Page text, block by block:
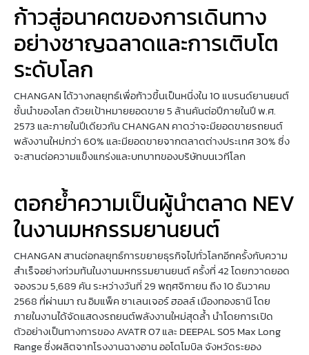
ก้าวสู่อนาคตของการเดินทาง
อย่างชาญฉลาดและการเติบโต
ระดับโลก
CHANGAN ได้วางกลยุทธ์เพื่อก้าวขึ้นเป็นหนึ่งใน 10 แบรนด์ยานยนต์
ชั้นนำของโลก ด้วยเป้าหมายยอดขาย 5 ล้านคันต่อปีภายในปี พ.ศ.
2573 และภายในปีเดียวกัน CHANGAN คาดว่าจะมียอดขายรถยนต์
พลังงานใหม่กว่า 60% และมียอดขายจากตลาดต่างประเทศ 30% ซึ่ง
จะสานต่อความแข็งแกร่งและบทบาทของบริษัทบนเวทีโลก
ตอกย้ำความเป็นผู้นำตลาด NEV
ในงานมหกรรมยานยนต์
CHANGAN สานต่อกลยุทธ์การขยายธุรกิจไปทั่วโลกอีกครั้งกับความ
สำเร็จอย่างท่วมท้นในงานมหกรรมยานยนต์ ครั้งที่ 42 โดยกวาดยอด
จองรวม 5,689 คัน ระหว่างวันที่ 29 พฤศจิกายน ถึง 10 ธันวาคม
2568 ที่ผ่านมา ณ อิมแพ็ค ชาเลนเจอร์ ฮอลล์ เมืองทองธานี โดย
ภายในงานได้จัดแสดงรถยนต์พลังงานใหม่สุดล้ำ นำโดยการเปิด
ตัวอย่างเป็นทางการของ AVATR 07 และ DEEPAL S05 Max Long
Range ซึ่งผลิตจากโรงงานฉางอาน ออโตโมบิล จังหวัดระยอง